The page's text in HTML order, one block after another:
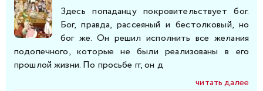
Здесь попаданцу покровительствует бог.
Бог, правда, рассеяный и бестолковый, но
бог же. Он решил исполнить все желания
подопечного, которые не были реализованы в его
прошлой жизни. По просьбе гг, он д
читать далее